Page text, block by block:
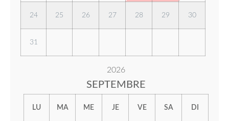
24 25 26 27 28 29 30
31
2026
SEPTEMBRE
LU MA ME JE VE SA DI